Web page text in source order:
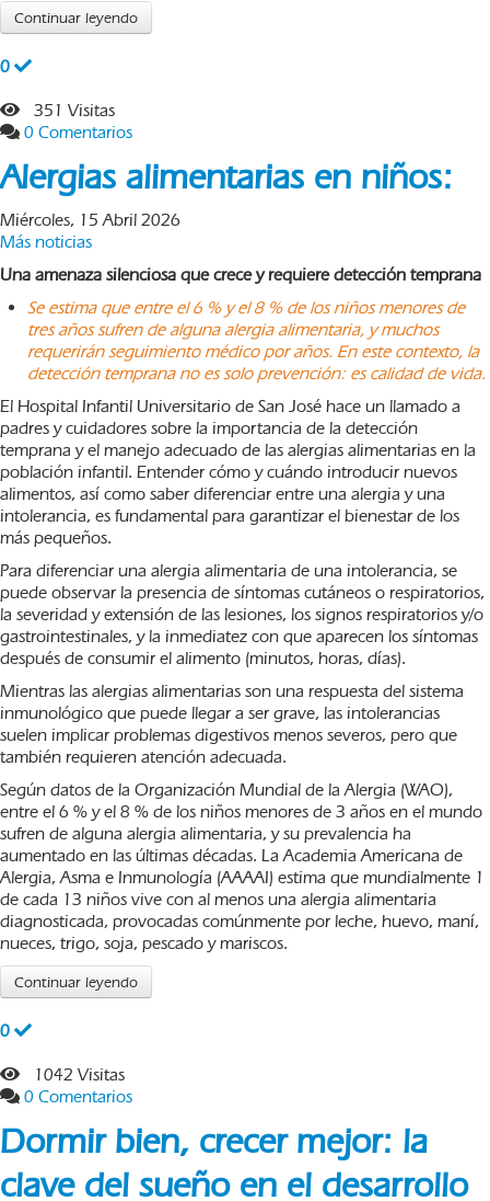
Continuar leyendo
0
351 Visitas
0 Comentarios
​​Alergias alimentarias en niños:
Miércoles, 15 Abril 2026
Más noticias
Una amenaza silenciosa que crece y requiere detección temprana
Se estima que entre el 6 % y el 8 % de los niños menores de
tres años sufren de alguna alergia alimentaria, y muchos
requerirán seguimiento médico por años. En este contexto, la
detección temprana no es solo prevención: es calidad de vida.
El Hospital Infantil Universitario de San José hace un llamado a
padres y cuidadores sobre la importancia de la detección
temprana y el manejo adecuado de las alergias alimentarias en la
población infantil. Entender cómo y cuándo introducir nuevos
alimentos, así como saber diferenciar entre una alergia y una
intolerancia, es fundamental para garantizar el bienestar de los
más pequeños.
Para diferenciar una alergia alimentaria de una intolerancia, se
puede observar la presencia de síntomas cutáneos o respiratorios,
la severidad y extensión de las lesiones, los signos respiratorios y/o
gastrointestinales, y la inmediatez con que aparecen los síntomas
después de consumir el alimento (minutos, horas, días).
Mientras las alergias alimentarias son una respuesta del sistema
inmunológico que puede llegar a ser grave, las intolerancias
suelen implicar problemas digestivos menos severos, pero que
también requieren atención adecuada.
Según datos de la Organización Mundial de la Alergia (WAO),
entre el 6 % y el 8 % de los niños menores de 3 años en el mundo
sufren de alguna alergia alimentaria, y su prevalencia ha
aumentado en las últimas décadas. La Academia Americana de
Alergia, Asma e Inmunología (AAAAI) estima que mundialmente 1
de cada 13 niños vive con al menos una alergia alimentaria
diagnosticada, provocadas comúnmente por leche, huevo, maní,
nueces, trigo, soja, pescado y mariscos.
Continuar leyendo
0
1042 Visitas
0 Comentarios
Dormir bien, crecer mejor: la
clave del sueño en el desarrollo